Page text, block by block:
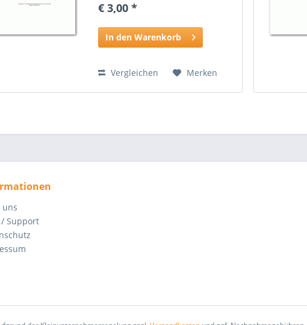
€ 3,00 *
In den Warenkorb
Vergleichen Merken
uns
Support